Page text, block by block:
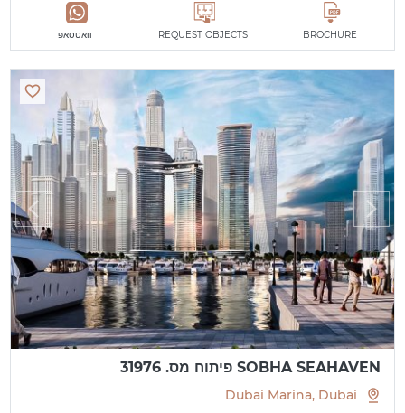
BROCHURE
REQUEST OBJECTS וואטסאפ
SOBHA SEAHAVEN פיתוח מס. 31976
Dubai Marina, Dubai